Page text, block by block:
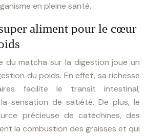
en pleine santé.
aliment pour le cœur
du matcha sur la digestion joue un
du poids. En effet, sa richesse
facilite le transit intestinal,
sensation de satiété. De plus, le
précieuse de catéchines, des
la combustion des graisses et qui